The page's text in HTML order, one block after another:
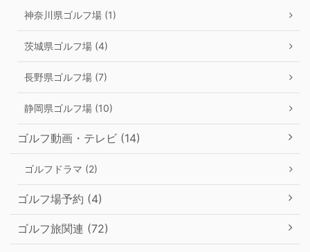
神奈川県ゴルフ場 (1)
茨城県ゴルフ場 (4)
長野県ゴルフ場 (7)
静岡県ゴルフ場 (10)
ゴルフ動画・テレビ (14)
ゴルフドラマ (2)
ゴルフ場予約 (4)
ゴルフ旅関連 (72)